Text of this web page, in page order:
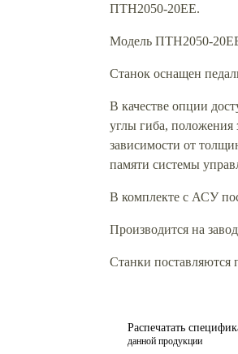
ПТН2050-20ЕЕ.
Модель ПТН2050-
Станок оснащен
В качестве опции
углы гиба, положения
зависимости от
памяти системы
В комплекте с АСУ
Производится на
Станки поставляются
Распечатать
данной продукции